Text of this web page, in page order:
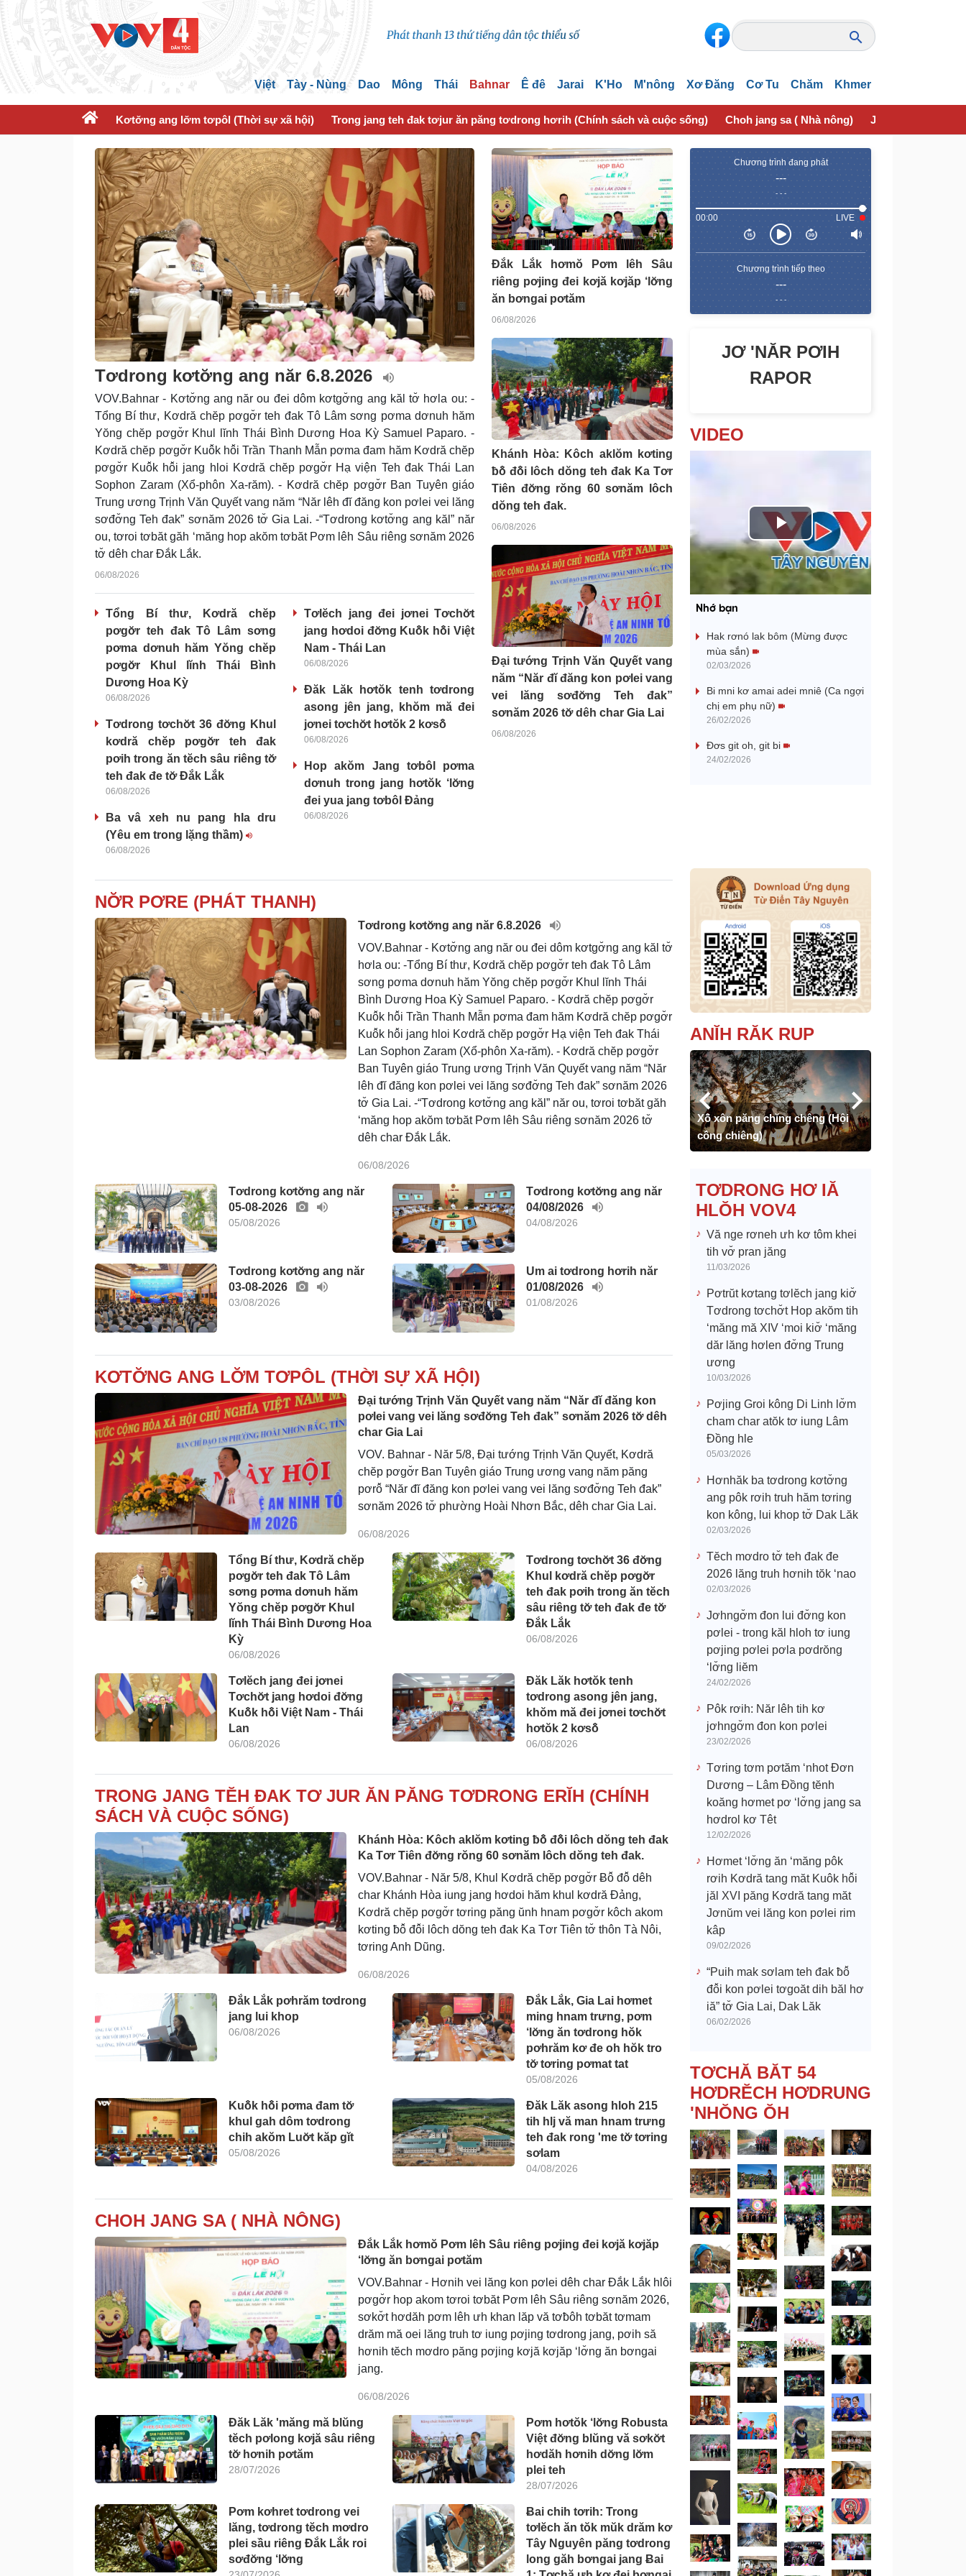
Việt Tày - Nùng Dao Mông Thái Bahnar Ê đê Jarai K'Ho M'nông Xơ Đăng Cơ Tu Chăm Khmer
Kơtơ̆ng ang lơ̆m tơpôl (Thời sự xã hội) Trong jang teh đak tơjur ăn păng tơdrong hơrih (Chính sách và cuộc sống) Choh jang sa ( Nhà nông) Jơhngơ̆m pran
Tơdrong kơtơ̆ng ang năr 6.8.2026
VOV.Bahnar - Kơtơ̆ng ang năr ou đei dôm kơtgơ̆ng ang kăl tơ̆ hơla ou: -
Tổng Bí thư, Kơdră chĕp pơgơ̆r teh đak Tô Lâm sơng pơma dơnuh hăm
Yŏng chĕp pơgơ̆r Khul lĭnh Thái Bình Dương Hoa Kỳ Samuel Paparo. -
Kơdră chĕp pơgơ̆r Kuô̆k hô̆i Trần Thanh Mẫn pơma đam hăm Kơdră chĕp
pơgơ̆r Kuô̆k hô̆i jang hloi Kơdră chĕp pơgơ̆r Hạ viện Teh đak Thái Lan
Sophon Zaram (Xổ-phôn Xa-răm). - Kơdră chĕp pơgơ̆r Ban Tuyên giáo
Trung ương Trịnh Văn Quyết vang năm “Năr lêh đĭ đăng kon pơlei vei lăng
sơđơ̆ng Teh đak” sơnăm 2026 tơ̆ Gia Lai. -“Tơdrong kơtơ̆ng ang kăl” năr
ou, tơroi tơbăt găh ‘măng hop akŏm tơbăt Pơm lêh Sâu riêng sơnăm 2026
tơ̆ dêh char Đắk Lắk.
06/08/2026
Tổng Bí thư, Kơdră chĕp
pơgơ̆r teh đak Tô Lâm sơng
pơma dơnuh hăm Yŏng chĕp
pơgơ̆r Khul lĭnh Thái Bình
Dương Hoa Kỳ
06/08/2026
Tơdrong tơchơ̆t 36 đơ̆ng Khul
kơdră chĕp pơgơ̆r teh đak
pơih trong ăn tĕch sâu riêng tơ̆
teh đak đe tơ̆ Đắk Lắk
06/08/2026
Ba vâ xeh nu pang hla dru
(Yêu em trong lặng thầm)
06/08/2026
Tơlĕch jang đei jơnei Tơchơ̆t
jang hơdoi đơ̆ng Kuô̆k hô̆i Việt
Nam - Thái Lan
06/08/2026
Đăk Lăk hơtŏk tenh tơdrong
asong jên jang, khŏm mă đei
jơnei tơchơ̆t hơtŏk 2 kơsô̆
06/08/2026
Hop akŏm Jang tơbôl pơma
dơnuh trong jang hơtŏk ‘lơ̆ng
đei yua jang tơbôl Đảng
06/08/2026
Đắk Lắk hơmŏ Pơm lêh Sâu
riêng pơjing đei kơjă kơjăp ‘lơ̆ng
ăn bơngai pơtăm
06/08/2026
Khánh Hòa: Kôch aklŏm kơting
ƀô̆ đô̆i lôch dŏng teh đak Ka Tơr
Tiên đơ̆ng rŏng 60 sơnăm lôch
dŏng teh đak.
06/08/2026
Đại tướng Trịnh Văn Quyết vang
năm “Năr đĭ đăng kon pơlei vang
vei lăng sơđơ̆ng Teh đak”
sơnăm 2026 tơ̆ dêh char Gia Lai
06/08/2026
Chương trình đang phát
---
- - -
00:00 LIVE
Chương trình tiếp theo
---
- - -
JƠ 'NĂR PƠIH
RAPOR
VIDEO
P
l
y
i
Nhớ bạn
Hak rơnó lak bôm (Mừng được
mùa sắn)
02/03/2026
Bi mni kơ amai adei mniê (Ca ngợi
chị em phụ nữ)
26/02/2026
Đơs git oh, git bi
24/02/2026
NƠ̆R PƠRE (PHÁT THANH)
Tơdrong kơtơ̆ng ang năr 6.8.2026
VOV.Bahnar - Kơtơ̆ng ang năr ou đei dôm kơtgơ̆ng ang kăl tơ̆
hơla ou: -Tổng Bí thư, Kơdră chĕp pơgơ̆r teh đak Tô Lâm
sơng pơma dơnuh hăm Yŏng chĕp pơgơ̆r Khul lĭnh Thái
Bình Dương Hoa Kỳ Samuel Paparo. - Kơdră chĕp pơgơ̆r
Kuô̆k hô̆i Trần Thanh Mẫn pơma đam hăm Kơdră chĕp pơgơ̆r
Kuô̆k hô̆i jang hloi Kơdră chĕp pơgơ̆r Hạ viện Teh đak Thái
Lan Sophon Zaram (Xổ-phôn Xa-răm). - Kơdră chĕp pơgơ̆r
Ban Tuyên giáo Trung ương Trịnh Văn Quyết vang năm “Năr
lêh đĭ đăng kon pơlei vei lăng sơđơ̆ng Teh đak” sơnăm 2026
tơ̆ Gia Lai. -“Tơdrong kơtơ̆ng ang kăl” năr ou, tơroi tơbăt găh
‘măng hop akŏm tơbăt Pơm lêh Sâu riêng sơnăm 2026 tơ̆
dêh char Đắk Lắk.
06/08/2026
Tơdrong kơtơ̆ng ang năr
05-08-2026
05/08/2026
Tơdrong kơtơ̆ng ang năr
04/08/2026
04/08/2026
Tơdrong kơtơ̆ng ang năr
03-08-2026
03/08/2026
Um ai tơdrong hơrih năr
01/08/2026
01/08/2026
KƠTƠ̆NG ANG LƠ̆M TƠPÔL (THỜI SỰ XÃ HỘI)
Đại tướng Trịnh Văn Quyết vang năm “Năr đĭ đăng kon
pơlei vang vei lăng sơđơ̆ng Teh đak” sơnăm 2026 tơ̆ dêh
char Gia Lai
VOV. Bahnar - Năr 5/8, Đại tướng Trịnh Văn Quyết, Kơdră
chĕp pơgơ̆r Ban Tuyên giáo Trung ương vang năm păng
pơrô̆ “Năr đĭ đăng kon pơlei vang vei lăng sơđơ̆ng Teh đak”
sơnăm 2026 tơ̆ phường Hoài Nhơn Bắc, dêh char Gia Lai.
06/08/2026
Tổng Bí thư, Kơdră chĕp
pơgơ̆r teh đak Tô Lâm
sơng pơma dơnuh hăm
Yŏng chĕp pơgơ̆r Khul
lĭnh Thái Bình Dương Hoa
Kỳ
06/08/2026
Tơdrong tơchơ̆t 36 đơ̆ng
Khul kơdră chĕp pơgơ̆r
teh đak pơih trong ăn tĕch
sâu riêng tơ̆ teh đak đe tơ̆
Đắk Lắk
06/08/2026
Tơlĕch jang đei jơnei
Tơchơ̆t jang hơdoi đơ̆ng
Kuô̆k hô̆i Việt Nam - Thái
Lan
06/08/2026
Đăk Lăk hơtŏk tenh
tơdrong asong jên jang,
khŏm mă đei jơnei tơchơ̆t
hơtŏk 2 kơsô̆
06/08/2026
TRONG JANG TĔH ĐAK TƠ JUR ĂN PĂNG TƠDRONG ERĬH (CHÍNH
SÁCH VÀ CUỘC SỐNG)
Khánh Hòa: Kôch aklŏm kơting ƀô̆ đô̆i lôch dŏng teh đak
Ka Tơr Tiên đơ̆ng rŏng 60 sơnăm lôch dŏng teh đak.
VOV.Bahnar - Năr 5/8, Khul Kơdră chĕp pơgơ̆r Ƀô̆ đô̆ dêh
char Khánh Hòa iung jang hơdoi hăm khul kơdră Đảng,
Kơdră chĕp pơgơ̆r tơring păng ŭnh hnam pơgơ̆r kôch akom
kơting ƀô̆ đô̆i lôch dŏng teh đak Ka Tơr Tiên tơ̆ thôn Tà Nôi,
tơring Anh Dũng.
06/08/2026
Đắk Lắk pơhrăm tơdrong
jang lui khop
06/08/2026
Đắk Lắk, Gia Lai hơmet
ming hnam trưng, pơm
‘lơ̆ng ăn tơdrong hŏk
pơhrăm kơ đe oh hŏk tro
tơ̆ tơring pơmat tat
05/08/2026
Kuô̆k hô̆i pơma đam tơ̆
khul gah dôm tơdrong
chih akŏm Luơ̆t kăp gĭt
05/08/2026
Đăk Lăk asong hloh 215
tih hlj vă man hnam trưng
teh đak rong 'me tơ̆ tơring
sơlam
04/08/2026
CHOH JANG SA ( NHÀ NÔNG)
Đắk Lắk hơmŏ Pơm lêh Sâu riêng pơjing đei kơjă kơjăp
‘lơ̆ng ăn bơngai pơtăm
VOV.Bahnar - Hơnih vei lăng kon pơlei dêh char Đắk Lắk hlôi
pơgơ̆r hop akom tơroi tơbăt Pơm lêh Sâu riêng sơnăm 2026,
sơkơ̆t hơdăh pơm lêh ưh khan lăp vă tơƀôh tơbăt tơmam
drăm mă oei lăng truh tơ iung pơjing tơdrong jang, pơih să
hơnih tĕch mơdro păng pơjing kơjă kơjăp ‘lơ̆ng ăn bơngai
jang.
06/08/2026
Đăk Lăk 'măng mă blŭng
tĕch pơlong kơjă sâu riêng
tơ̆ hơnih pơtăm
28/07/2026
Pơm hơtŏk ‘lơ̆ng Robusta
Việt đơ̆ng blŭng vă sơkơ̆t
hơdăh hơnih dơ̆ng lơ̆m
plei teh
28/07/2026
Pơm kơhret tơdrong vei
lăng, tơdrong tĕch mơdro
plei sầu riêng Đắk Lắk roi
sơđơ̆ng ‘lơ̆ng
Ƀai chih tơrih: Trong
tơlĕch ăn tŏk mŭk drăm kơ
Tây Nguyên păng tơdrong
long găh bơngai jang Ƀai
ANĬH RĂK RUP
Đảng Pô ktrâo êlan (Đảng chỉ lối)
Xô̆ xôn păng chĭng chêng (Hội
cồng chiêng)
TƠDRONG HƠ IĂ
HLŎH VOV4
Vă nge rơneh ưh kơ tôm khei
tih vơ̆ pran jăng
11/03/2026
Pơtrŭt kơtang tơlĕch jang kiơ̆
Tơdrong tơchơ̆t Hop akŏm tih
‘măng mă XIV ‘moi kiơ̆ ‘măng
dăr lăng hơlen đơ̆ng Trung
ương
10/03/2026
Pơjing Groi kông Di Linh lơ̆m
cham char atŏk tơ iung Lâm
Đồng hle
05/03/2026
Hơnhăk ba tơdrong kơtơ̆ng
ang pôk rơih truh hăm tơring
kon kông, lui khop tơ̆ Dak Lăk
02/03/2026
Tĕch mơdro tơ̆ teh đak đe
2026 lăng truh hơnih tŏk ‘nao
02/03/2026
Jơhngơ̆m đon lui đơ̆ng kon
pơlei - trong kăl hloh tơ iung
pơjing pơlei pơla pơdrŏng
‘lơ̆ng liĕm
24/02/2026
Pôk rơih: Năr lêh tih kơ
jơhngơ̆m đon kon pơlei
23/02/2026
Tơring tơm pơtăm ‘nhot Đơn
Dương – Lâm Đồng tĕnh
koăng hơmet pơ ‘lơ̆ng jang sa
hơdrol kơ Têt
12/02/2026
Hơmet ‘lơ̆ng ăn ‘măng pôk
rơih Kơdră tang măt Kuôk hô̆i
jăl XVI păng Kơdră tang măt
Jơnŭm vei lăng kon pơlei rim
kâp
09/02/2026
“Puih mak sơlam teh đak ƀô̆
đô̆i kon pơlei tơgoăt dih băl hơ
iă” tơ̆ Gia Lai, Dak Lăk
06/02/2026
TƠCHĂ BĂT 54
HƠDRĔCH HƠDRUNG
'NHŎNG ŎH